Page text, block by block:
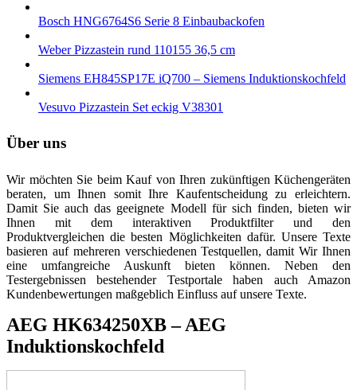
Bosch HNG6764S6 Serie 8 Einbaubackofen
Weber Pizzastein rund 110155 36,5 cm
Siemens EH845SP17E iQ700 – Siemens Induktionskochfeld
Vesuvo Pizzastein Set eckig V38301
Über uns
Wir möchten Sie beim Kauf von Ihren zukünftigen Küchengeräten
beraten, um Ihnen somit Ihre Kaufentscheidung zu erleichtern.
Damit Sie auch das geeignete Modell für sich finden, bieten wir
Ihnen mit dem interaktiven Produktfilter und den
Produktvergleichen die besten Möglichkeiten dafür. Unsere Texte
basieren auf mehreren verschiedenen Testquellen, damit Wir Ihnen
eine umfangreiche Auskunft bieten können. Neben den
Testergebnissen bestehender Testportale haben auch Amazon
Kundenbewertungen maßgeblich Einfluss auf unsere Texte.
AEG HK634250XB – AEG
Induktionskochfeld